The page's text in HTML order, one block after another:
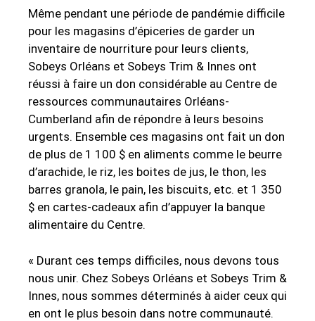
Même pendant une période de pandémie difficile
pour les magasins d’épiceries de garder un
inventaire de nourriture pour leurs clients,
Sobeys Orléans et Sobeys Trim & Innes ont
réussi à faire un don considérable au Centre de
ressources communautaires Orléans-
Cumberland afin de répondre à leurs besoins
urgents. Ensemble ces magasins ont fait un don
de plus de 1 100 $ en aliments comme le beurre
d’arachide, le riz, les boites de jus, le thon, les
barres granola, le pain, les biscuits, etc. et 1 350
$ en cartes-cadeaux afin d’appuyer la banque
alimentaire du Centre.
« Durant ces temps difficiles, nous devons tous
nous unir. Chez Sobeys Orléans et Sobeys Trim &
Innes, nous sommes déterminés à aider ceux qui
en ont le plus besoin dans notre communauté.